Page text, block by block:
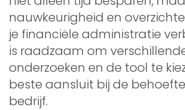
nauwkeurigheid en
je financiële administratie
is raadzaam om
onderzoeken en de tool te
beste aansluit bij de
bedrijf.